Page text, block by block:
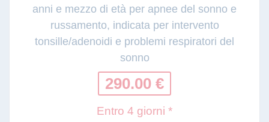
anni e mezzo di età per apnee del sonno e
russamento, indicata per intervento
tonsille/adenoidi e problemi respiratori del
sonno
290.00 €
Entro 4 giorni *